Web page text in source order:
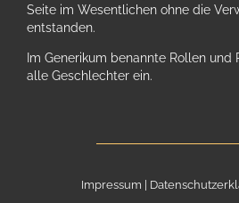
Seite im Wesentlichen ohne die
entstanden.
Im Generikum benannte Rollen und
alle Geschlechter ein.
Impressum